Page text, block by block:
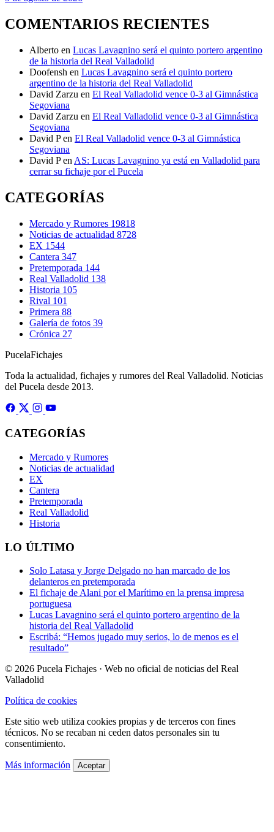
COMENTARIOS RECIENTES
Alberto en Lucas Lavagnino será el quinto portero argentino
de la historia del Real Valladolid
Doofensh en Lucas Lavagnino será el quinto portero
argentino de la historia del Real Valladolid
David Zarzu en El Real Valladolid vence 0-3 al Gimnástica
Segoviana
David Zarzu en El Real Valladolid vence 0-3 al Gimnástica
Segoviana
David P en El Real Valladolid vence 0-3 al Gimnástica
Segoviana
David P en AS: Lucas Lavagnino ya está en Valladolid para
cerrar su fichaje por el Pucela
CATEGORÍAS
Mercado y Rumores 19818
Noticias de actualidad 8728
EX 1544
Cantera 347
Pretemporada 144
Real Valladolid 138
Historia 105
Rival 101
Primera 88
Galería de fotos 39
Crónica 27
PucelaFichajes
Toda la actualidad, fichajes y rumores del Real Valladolid. Noticias
del Pucela desde 2013.
CATEGORÍAS
Mercado y Rumores
Noticias de actualidad
EX
Cantera
Pretemporada
Real Valladolid
Historia
LO ÚLTIMO
Solo Latasa y Jorge Delgado no han marcado de los
delanteros en pretemporada
El fichaje de Alani por el Marítimo en la prensa impresa
portuguesa
Lucas Lavagnino será el quinto portero argentino de la
historia del Real Valladolid
Escribá: “Hemos jugado muy serios, lo de menos es el
resultado”
© 2026 Pucela Fichajes · Web no oficial de noticias del Real
Valladolid
Política de cookies
Este sitio web utiliza cookies propias y de terceros con fines
técnicos. No se recaban ni ceden datos personales sin tu
consentimiento.
Más información Aceptar